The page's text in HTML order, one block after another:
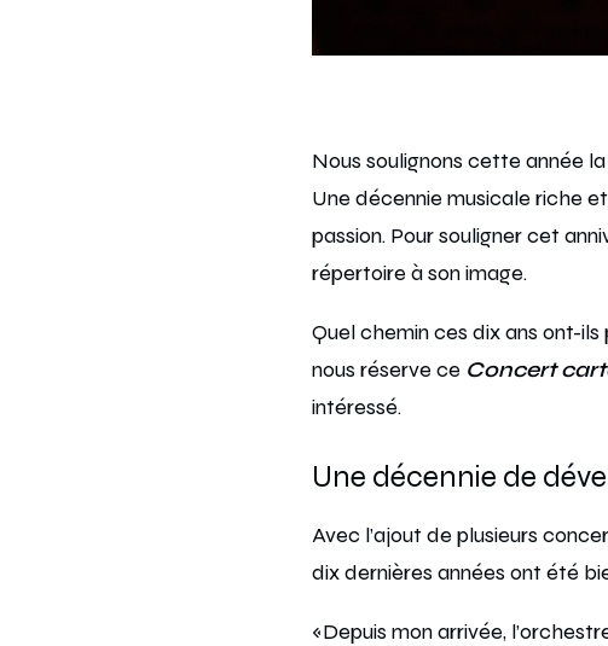
Nous soulignons cette année la
Une décennie musicale riche
passion. Pour souligner cet
répertoire à son image.
Quel chemin ces dix ans ont-
nous réserve ce Concert
intéressé.
Une décennie de
Avec l’ajout de plusieurs
dix dernières années ont été
«Depuis mon arrivée,